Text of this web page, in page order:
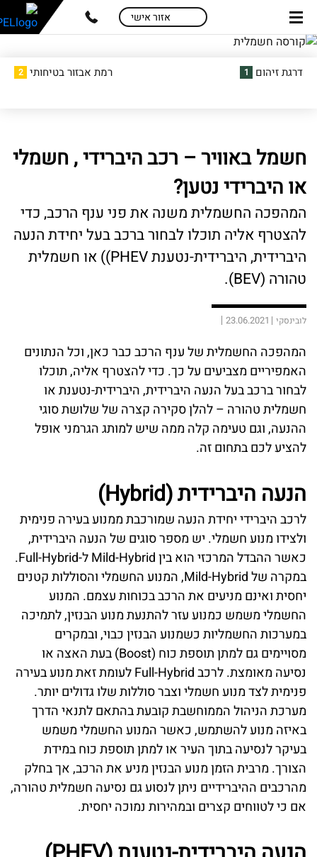
skip
main
skip
page
אזור אישי
דרגת זיהום 1 רמת אבזור בטיחותי 2
חשמל באוויר – רכב היברידי , חשמלי
או היברידי נטען?
המהפכה החשמלית משנה את פני ענף הרכב, כדי
להצטרף אליה תוכלו לבחור ברכב בעל יחידת הנעה
היברידית, היברידית-נטענת PHEV)) או חשמלית
טהורה (BEV).
לובינסקי 23.06.2021
המהפכה החשמלית של ענף הרכב כבר כאן, וכל הנתונים
האמפיריים מצביעים על כך. כדי להצטרף אליה, תוכלו
לבחור ברכב בעל הנעה היברידית, היברידית-נטענת או
חשמלית טהורה – להלן סקירה קצרה של שלושת סוגי
ההנעה, וגם טעימה קלה ממה שיש למותג הגרמני אופל
להציע לכם בתחום זה.
הנעה היברידית (Hybrid)
לרכב היברידי יחידת הנעה שמורכבת ממנוע בעירה פנימית
ולצידו מנוע חשמלי. יש מספר סוגים של הנעה היברידית,
כאשר ההבדל המרכזי הוא בין Mild-Hybrid ל-Full-Hybrid.
במקרה של Mild-Hybrid, המנוע החשמלי והסוללות קטנים
יחסית ואינם מניעים את הרכב בכוחות עצמם. המנוע
החשמלי משמש כמנוע עזר להתנעת מנוע הבנזין, לתמיכה
במערכות החשמליות כשמנוע הבנזין כבוי, ובמקרים
מסויימים גם למתן תוספת כוח (Boost) בעת האצה או
נסיעה מאומצת. לרכב Full-Hybrid לעומת זאת מנוע בעירה
פנימית לצד מנוע חשמלי וצבר סוללות שלו גדולים יותר.
מערכת הניהול הממוחשבת קובעת בהתאם לתנאי הדרך
באיזה מנוע להשתמש, כאשר המנוע החשמלי משמש
בעיקר לנסיעה בתוך העיר או למתן תוספת כוח במידת
הצורך. מרבית הזמן מנוע הבנזין מניע את הרכב, אך בחלק
מהרכבים ההיברידיים ניתן לנסוע גם נסיעה חשמלית טהורה,
אם כי לטווחים קצרים ובמהירות נמוכה יחסית.